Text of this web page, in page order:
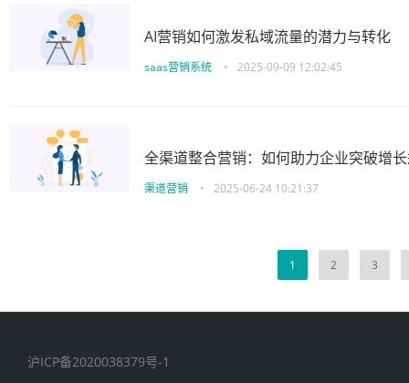
AI营销如何激发私域流量的潜力与转化
saas营销系统 • 2025-09-09 12:02:45
全渠道整合营销：如何助力企业突破增
渠道营销 • 2025-06-24 10:21:37
1 2 3
沪ICP备2020038379号-1